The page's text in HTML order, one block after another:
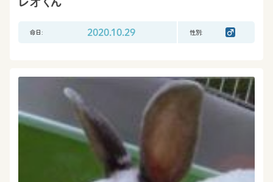
命日: 2020.10.29 性別: